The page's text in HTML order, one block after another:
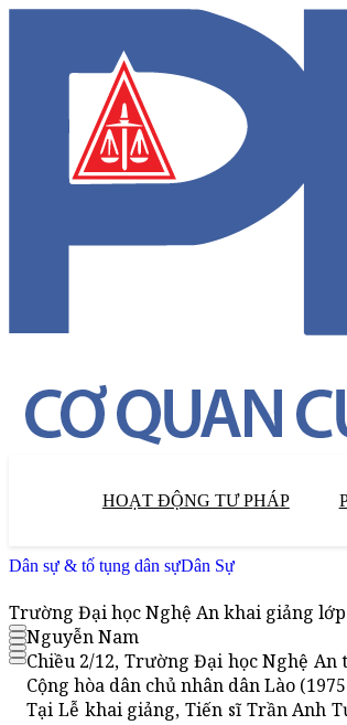
HOẠT ĐỘNG TƯ PHÁP
Dân sự & tố tụng dân sựDân Sự
Trường Đại học Nghệ An khai giảng
Nguyễn Nam
Chiều 2/12, Trường Đại học Nghệ
Cộng hòa dân chủ nhân dân Lào
Tại Lễ khai giảng, Tiến sĩ Trần Anh